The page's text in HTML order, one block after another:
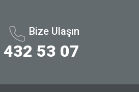
Bize Ulaşın
53 07